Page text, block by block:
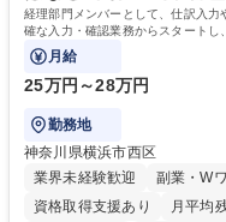
経理部門メンバーとして、仕訳入
確な入力・確認業務からスタートし
理知識を身につけていただきます。
月給
25万円～28万円
勤務地
神奈川県横浜市西区
業界未経験歓迎
副業・W
資格取得支援あり
月平均